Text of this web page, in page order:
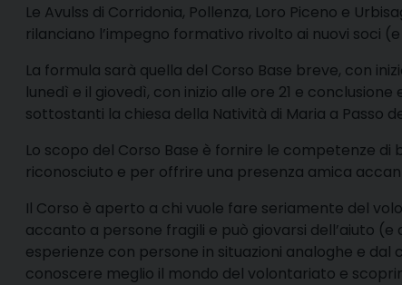
Le Avulss di Corridonia, Pollenza, Loro Piceno e
rilanciano l’impegno formativo rivolto ai nuovi soci
La formula sarà quella del Corso Base breve, con
lunedì e il giovedì, con inizio alle ore 21 e
sottostanti la chiesa della Natività di Maria a Passo
Lo scopo del Corso Base è fornire le competenze
riconosciuto e per offrire una presenza amica
Il Corso è aperto a chi vuole fare seriamente del
accanto a persone fragili e può giovarsi dell’aiuto
esperienze con persone in situazioni analoghe e
conoscere meglio il mondo del volontariato e